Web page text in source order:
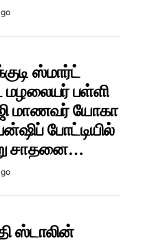
ஸ்மார்ட்
மழலையர் பள்ளி
மாணவர் யோகா
போட்டியில்
சாதனை…
ஸ்டாலின்